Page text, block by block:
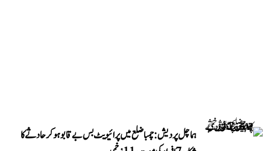
ہماچل پردیش: چمبا ضلع میں پرائیویٹ بس بے قابو ہوکر حادثے کا